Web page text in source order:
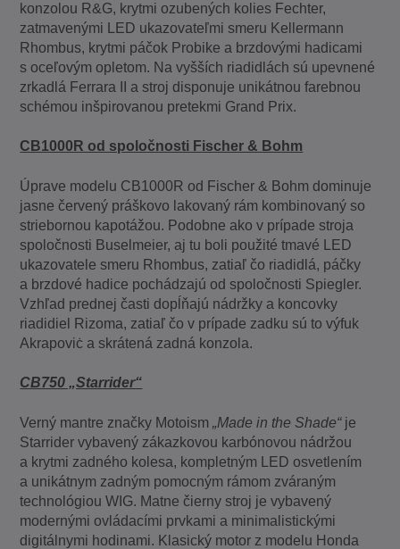
konzolou R&G, krytmi ozubených kolies Fechter,
zatmavenými LED ukazovateľmi smeru Kellermann
Rhombus, krytmi páčok Probike a brzdovými hadicami
s oceľovým opletom. Na vyšších riadidlách sú upevnené
zrkadlá Ferrara II a stroj disponuje unikátnou farebnou
schémou inšpirovanou pretekmi Grand Prix.
CB1000R od spoločnosti Fischer & Bohm
Úprave modelu CB1000R od Fischer & Bohm dominuje
jasne červený práškovo lakovaný rám kombinovaný so
striebornou kapotážou. Podobne ako v prípade stroja
spoločnosti Buselmeier, aj tu boli použité tmavé LED
ukazovatele smeru Rhombus, zatiaľ čo riadidlá, páčky
a brzdové hadice pochádzajú od spoločnosti Spiegler.
Vzhľad prednej časti dopĺňajú nádržky a koncovky
riadidiel Rizoma, zatiaľ čo v prípade zadku sú to výfuk
Akrapoviċ a skrátená zadná konzola.
CB750 „Starrider“
Verný mantre značky Motoism„Made in the Shade“je
Starrider vybavený zákazkovou karbónovou nádržou
a krytmi zadného kolesa, kompletným LED osvetlením
a unikátnym zadným pomocným rámom zváraným
technológiou WIG. Matne čierny stroj je vybavený
modernými ovládacími prvkami a minimalistickými
digitálnymi hodinami. Klasický motor z modelu Honda